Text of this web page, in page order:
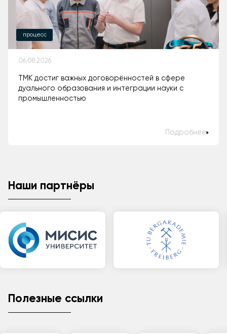
процесс
06.08.2026
ТМК достиг важных договорённостей в сфере
дуального образования и интеграции науки с
промышленностью
Подробнее
Наши партнёры
Полезные ссылки